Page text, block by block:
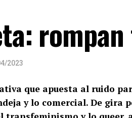
2023
que apuesta al ruido
y lo comercial. De gira